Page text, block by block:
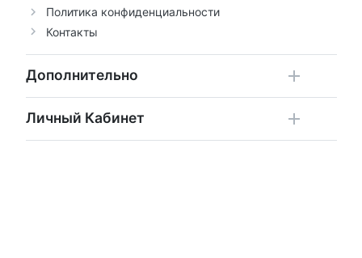
Политика конфиденциальности
Контакты
Дополнительно
Личный Кабинет